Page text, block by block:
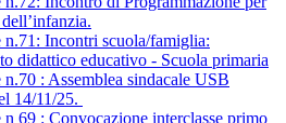
n.71: Incontri scuola/famiglia:
didattico educativo - Scuola primaria
: Assemblea sindacale USB
14/11/25.
n 69 : Convocazione interclasse primo